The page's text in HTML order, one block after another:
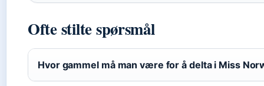
Ofte stilte spørsmål
Hvor gammel må man være for å delta i Miss